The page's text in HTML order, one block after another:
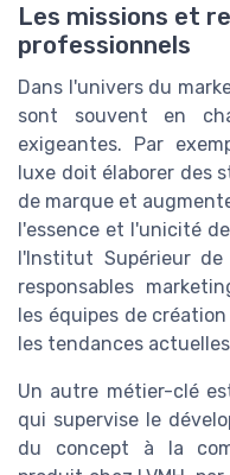
Les missions et
professionnels
Dans l'univers du
sont souvent en
exigeantes. Par
luxe doit élaborer des
de marque et
l'essence et l'unicité
l'Institut Supérieur
responsables
les équipes de
les tendances
Un autre métier-clé
qui supervise le
du concept à la